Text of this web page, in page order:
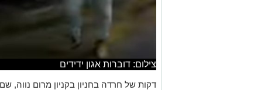
צילום: דוברות אגון ידידים
דקות של חרדה בחניון בקניון מרום נווה,
לעיני אימו. עוברי אורח הזעיקו את מתנדב
יניר מצנבר, סג"מ סניף ר"ג גבעתיים וחבר
בורודיאנסקי, אחמ"ש מוקד מרכז ומנהל
והגיעו במהירות למקום ובאמצעות הציוד